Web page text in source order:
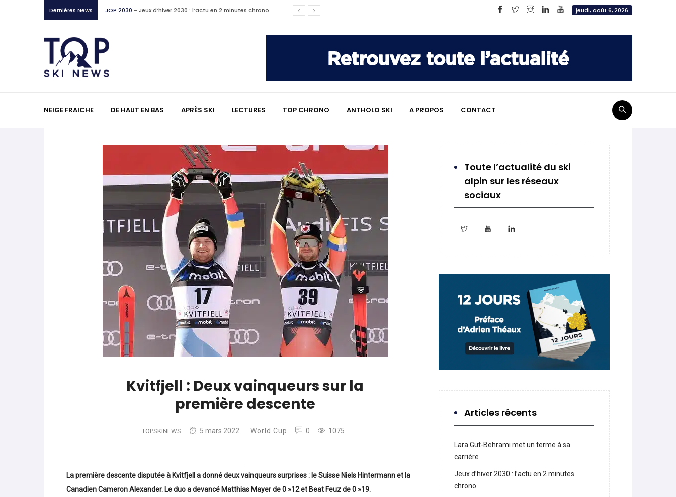
Dernières News
Non classé-Deux lectures utiles sur une affaire qui a marqué le ski
français
JOP 2030-Jeux d’hiver 2030 : l’actu en 2 minutes chrono
Freeride : pourquoi les Jeux olympiques divisent déjà la
discipline ?
Lectures- La Vallée d’Aoste racontée par L’Alpe
World Cup- Les (bons) mots pour le dire : quand Hugo Desgrippes nous
parle de préparation mentale
World Cup Les (bons) mots pour le dire : le message fort de Thibaut
Favrot
Evénements Lara Gut-Behrami met un terme à sa carrière
jeudi, août 6, 2026
NEIGE FRAICHE DE HAUT EN BAS APRÈS SKI LECTURES TOP CHRONO ANTHOLO SKI A PROPOS CONTACT
Kvitfjell : Deux vainqueurs sur la
première descente
TOPSKINEWS 5 mars 2022 World Cup 0 1075
La première descente disputée à Kvitfjell a donné deux vainqueurs surprises : le Suisse Niels Hintermann et la
Canadien Cameron Alexander. Le duo a devancé Matthias Mayer de 0 »12 et Beat Feuz de 0 »19.
Toute l’actualité du ski
alpin sur les réseaux
sociaux
Articles récents
Lara Gut-Behrami met un terme à sa
carrière
Jeux d’hiver 2030 : l’actu en 2 minutes
chrono